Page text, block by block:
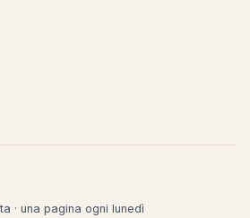
· una pagina ogni lunedì